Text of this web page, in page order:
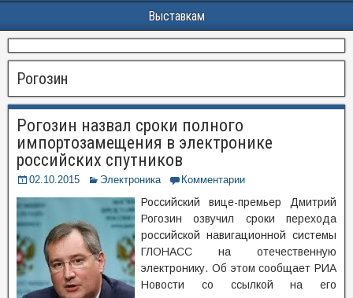
Выставкам
Рогозин
Рогозин назвал сроки полного
импортозамещения в электронике
российских спутников
02.10.2015 Электроника Комментарии
Российский вице-премьер Дмитрий
Рогозин озвучил сроки перехода
российской навигационной системы
ГЛОНАСС на отечественную
электронику. Об этом сообщает РИА
Новости со ссылкой на его